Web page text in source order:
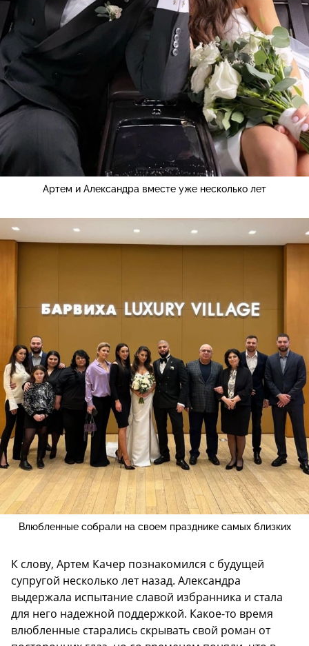
Артем и Александра вместе уже несколько лет
Влюбленные собрали на своем празднике самых близких
К слову, Артем Качер познакомился с будущей
супругой несколько лет назад. Александра
выдержала испытание славой избранника и стала
для него надежной поддержкой. Какое-то время
влюбленные старались скрывать свой роман от